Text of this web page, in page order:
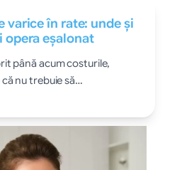
varice în rate: unde și
opera eșalonat
până acum costurile,
nu trebuie să…